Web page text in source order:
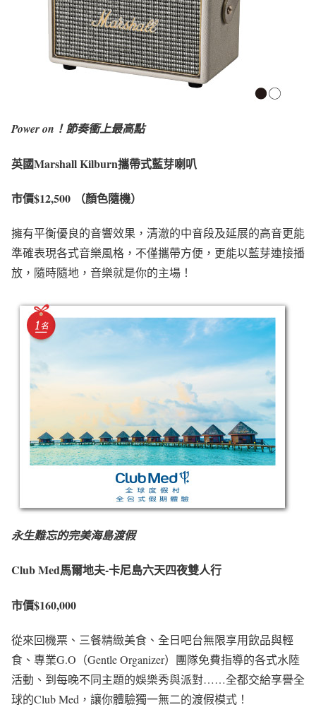
Power on ！節奏衝上最高點
英國Marshall Kilburn攜帶式藍芽喇叭
市價$12,500 （顏色隨機）
擁有平衡優良的音響效果，清澈的中音段及延展的高音更能
準確表現各式音樂風格，不僅攜帶方便，更能以藍芽連接播
放，隨時隨地，音樂就是你的主場！
永生難忘的完美海島渡假
Club Med馬爾地夫-卡尼島六天四夜雙人行
市價$160,000
從來回機票、三餐精緻美食、全日吧台無限享用飲品與輕
食、專業G.O（Gentle Organizer）團隊免費指導的各式水陸
活動、到每晚不同主題的娛樂秀與派對……全都交給享譽全
球的Club Med，讓你體驗獨一無二的渡假模式！